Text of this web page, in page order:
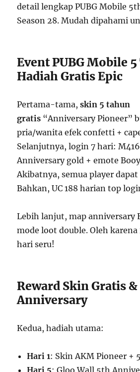
detail lengkap PUBG Mobile
Season 28. Mudah dipahami
Event PUBG Mobile
Hadiah Gratis Epic
Pertama-tama,skin 5 tahun
gratis “Anniversary Pioneer”
pria/wanita efek confetti +
Selanjutnya, login 7 hari:
Anniversary gold + emote
Akibatnya, semua player dapat
Bahkan, UC 188 harian top
Lebih lanjut, map anniversary
mode loot double. Oleh
hari seru!
Reward Skin Gratis &
Anniversary
Kedua, hadiah utama:
Hari 1: Skin AKM Pioneer +
Hari 5: Gloo Wall 5th